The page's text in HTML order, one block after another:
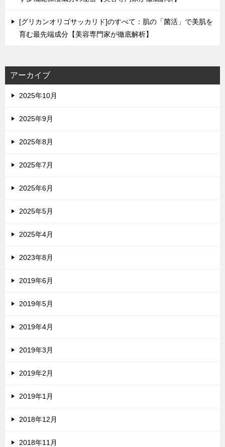
[グリカンオリゴサッカリド]のすべて：肌の「菌活」で美肌を
育む最先端成分【美容専門家が徹底解析】
アーカイブ
2025年10月
2025年9月
2025年8月
2025年7月
2025年6月
2025年5月
2025年4月
2023年8月
2019年6月
2019年5月
2019年4月
2019年3月
2019年2月
2019年1月
2018年12月
2018年11月